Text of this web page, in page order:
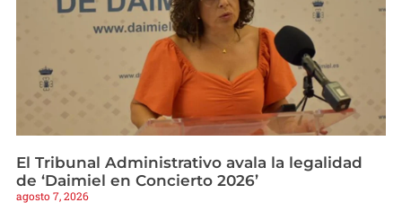
El Tribunal Administrativo avala la legalidad
de ‘Daimiel en Concierto 2026’
agosto 7, 2026